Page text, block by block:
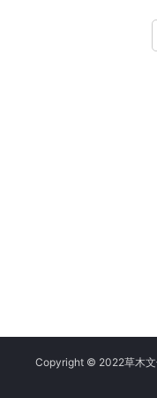
经验、没有
突出的企
（以下简
Copyright © 2022草木文